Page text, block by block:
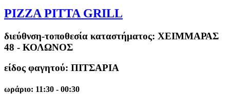
PIZZA PITTA GRILL
διεύθνση-τοποθεσία καταστήματος: ΧΕΙΜΜΑΡΑΣ
48 - ΚΟΛΩΝΟΣ
είδος φαγητού: ΠΙΤΣΑΡΙΑ
ωράριο: 11:30 - 00:30